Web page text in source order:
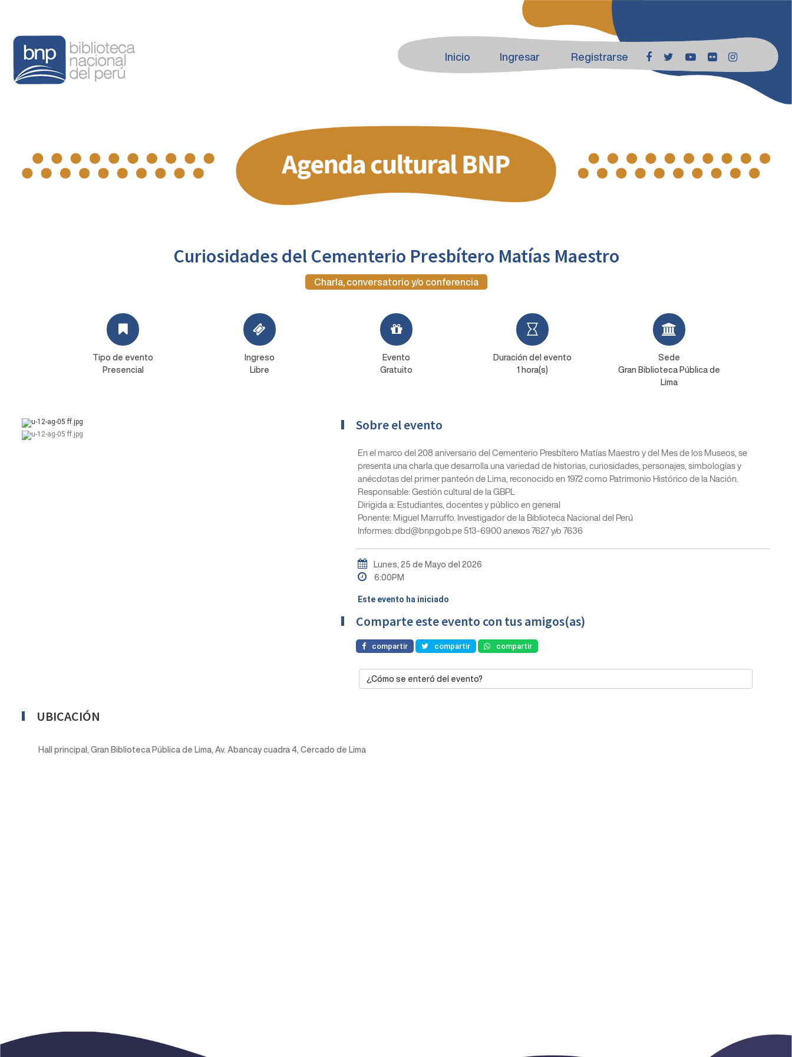
Inicio Ingresar Registrarse
Curiosidades del Cementerio Presbítero Matías Maestro
Charla, conversatorio y/o conferencia
Tipo de evento
Presencial
Ingreso
Libre
Evento
Gratuito
Duración del evento
1 hora(s)
Sede
Gran Biblioteca Pública de
Lima
Sobre el evento
En el marco del 208 aniversario del Cementerio Presbítero Matías Maestro y del Mes de los Museos, se
presenta una charla que desarrolla una variedad de historias, curiosidades, personajes, simbologías y
anécdotas del primer panteón de Lima, reconocido en 1972 como Patrimonio Histórico de la Nación.
Responsable: Gestión cultural de la GBPL
Dirigida a: Estudiantes, docentes y público en general
Ponente: Miguel Marruffo. Investigador de la Biblioteca Nacional del Perú
Informes: dbd@bnp.gob.pe 513-6900 anexos 7627 y/o 7636
Lunes, 25 de Mayo del 2026
6:00PM
Este evento ha iniciado
Comparte este evento con tus amigos(as)
compartir compartir compartir
¿Cómo se enteró del evento?
UBICACIÓN
Hall principal, Gran Biblioteca Pública de Lima, Av. Abancay cuadra 4, Cercado de Lima